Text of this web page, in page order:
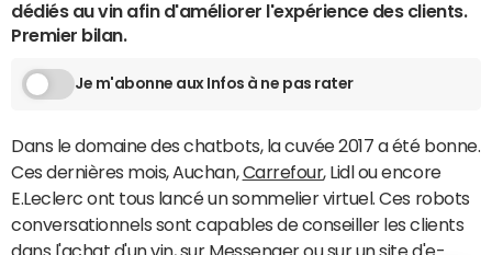
dédiés au vin afin d'améliorer l'expérience des clients.
Premier bilan.
Je m'abonne aux Infos à ne pas rater
Dans le domaine des chatbots, la cuvée 2017 a été bonne.
Ces dernières mois, Auchan,Carrefour, Lidl ou encore
E.Leclerc ont tous lancé un sommelier virtuel. Ces robots
conversationnels sont capables de conseiller les clients
dans l'achat d'un vin, sur Messenger ou sur un site d'e-